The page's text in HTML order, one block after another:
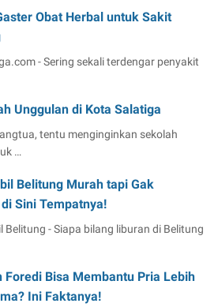
Obat Herbal untuk Sakit
- Sering sekali terdengar penyakit
Unggulan di Kota Salatiga
tentu menginginkan sekolah
…
Belitung Murah tapi Gak
Sini Tempatnya!
Belitung - Siapa bilang liburan di Belitung
Foredi Bisa Membantu Pria Lebih
Ini Faktanya!